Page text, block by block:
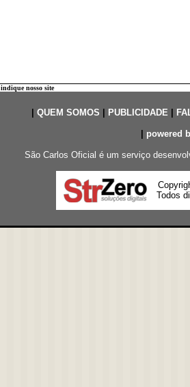
indique nosso site
QUEM SOMOS PUBLICIDADE|
powered
São Carlos Oficial é um serviço
Todos